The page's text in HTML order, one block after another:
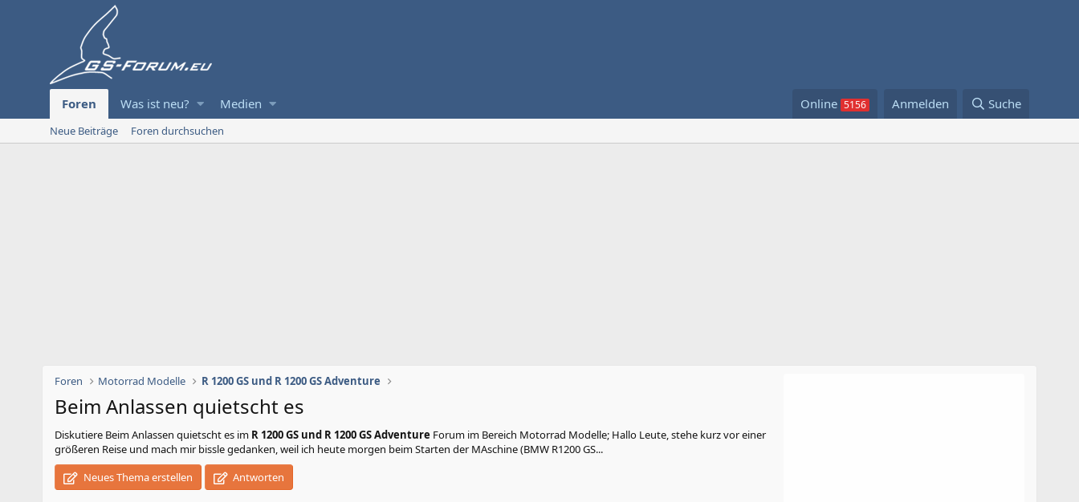
Foren Was ist neu? Medien Online Anmelden Suche
Neue Beiträge Foren durchsuchen
Foren Motorrad Modelle R 1200 GS und R 1200 GS Adventure
Beim Anlassen quietscht es
Diskutiere Beim Anlassen quietscht es im R 1200 GS und R 1200 GS Adventure Forum im Bereich Motorrad Modelle; Hallo Leute, stehe kurz vor einer
größeren Reise und mach mir bissle gedanken, weil ich heute morgen beim Starten der MAschine (BMW R1200 GS...
Neues Thema erstellen
Antworten